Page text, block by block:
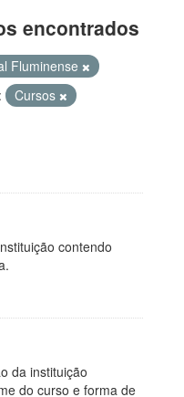
encontrados
Fluminense
Cursos
contendo
da instituição
do curso e forma de